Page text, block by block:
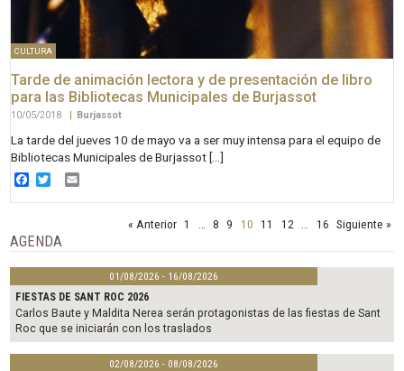
CULTURA
Tarde de animación lectora y de presentación de libro
para las Bibliotecas Municipales de Burjassot
10/05/2018 | Burjassot
La tarde del jueves 10 de mayo va a ser muy intensa para el equipo de
Bibliotecas Municipales de Burjassot […]
Facebook
Twitter
« Anterior 1 8 9 10 11 12 16 Siguiente »
AGENDA
01/08/2026 - 16/08/2026
FIESTAS DE SANT ROC 2026
Carlos Baute y Maldita Nerea serán protagonistas de las fiestas de Sant
Roc que se iniciarán con los traslados
02/08/2026 - 08/08/2026